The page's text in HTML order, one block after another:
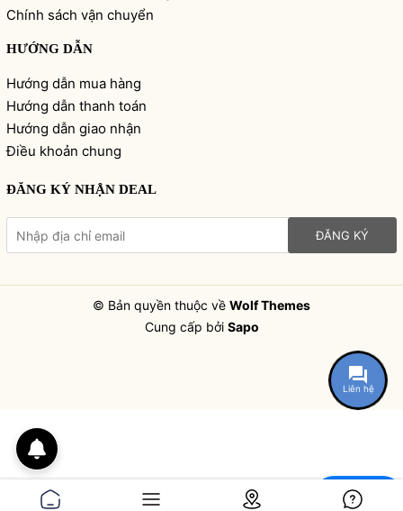
Chính sách vận chuyển
HƯỚNG DẪN
Hướng dẫn mua hàng
Hướng dẫn thanh toán
Hướng dẫn giao nhận
Điều khoản chung
ĐĂNG KÝ NHẬN DEAL
ĐĂNG KÝ
© Bản quyền thuộc về Wolf Themes
Cung cấp bởi Sapo
Liên hệ
Chat